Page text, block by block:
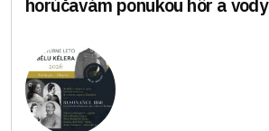
horúčavám ponukou hôr a vody